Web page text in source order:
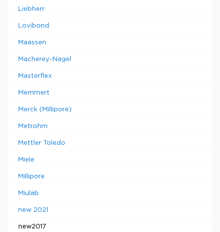
Liebherr
Lovibond
Maassen
Macherey-Nagel
Masterflex
Memmert
Merck (Millipore)
Metrohm
Mettler Toledo
Miele
Millipore
Miulab
new 2021
new2017